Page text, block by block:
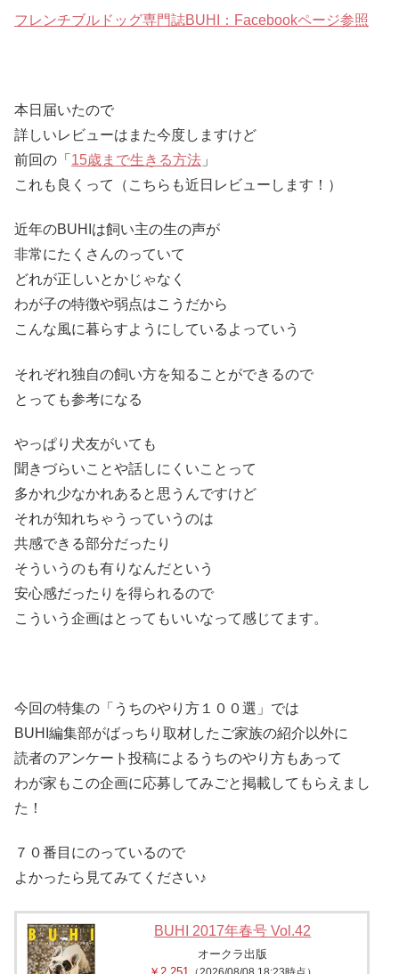
フレンチブルドッグ専門誌BUHI：Facebookページ参照
本日届いたので
詳しいレビューはまた今度しますけど
前回の「 15歳まで生きる方法 」
これも良くって（こちらも近日レビューします！）
近年のBUHIは飼い主の生の声が
非常にたくさんのっていて
どれが正しいとかじゃなく
わが子の特徴や弱点はこうだから
こんな風に暮らすようにしているよっていう
それぞれ独自の飼い方を知ることができるので
とっても参考になる
やっぱり犬友がいても
聞きづらいことや話しにくいことって
多かれ少なかれあると思うんですけど
それが知れちゃうっていうのは
共感できる部分だったり
そういうのも有りなんだという
安心感だったりを得られるので
こういう企画はとってもいいなって感じてます。
今回の特集の「うちのやり方１００選」では
BUHI編集部がばっちり取材したご家族の紹介以外に
読者のアンケート投稿によるうちのやり方もあって
わが家もこの企画に応募してみごと掲載してもらえまし
た！
７０番目にのっているので
よかったら見てみてください♪
BUHI 2017年春号 Vol.42
オークラ出版
￥2,251
（2026/08/08 18:23時点）